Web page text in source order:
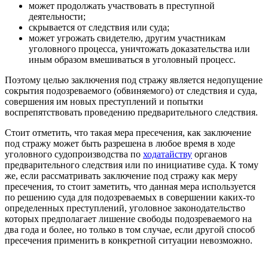
может продолжать участвовать в преступной
деятельности;
скрывается от следствия или суда;
может угрожать свидетелю, другим участникам
уголовного процесса, уничтожать доказательства или
иным образом вмешиваться в уголовный процесс.
Поэтому целью заключения под стражу является недопущение
сокрытия подозреваемого (обвиняемого) от следствия и суда,
совершения им новых преступлений и попытки
воспрепятствовать проведению предварительного следствия.
Стоит отметить, что такая мера пресечения, как заключение
под стражу может быть разрешена в любое время в ходе
уголовного судопроизводства по ходатайству органов
предварительного следствия или по инициативе суда. К тому
же, если рассматривать заключение под стражу как меру
пресечения, то стоит заметить, что данная мера используется
по решению суда для подозреваемых в совершении каких-то
определенных преступлений, уголовное законодательство
которых предполагает лишение свободы подозреваемого на
два года и более, но только в том случае, если другой способ
пресечения применить в конкретной ситуации невозможно.